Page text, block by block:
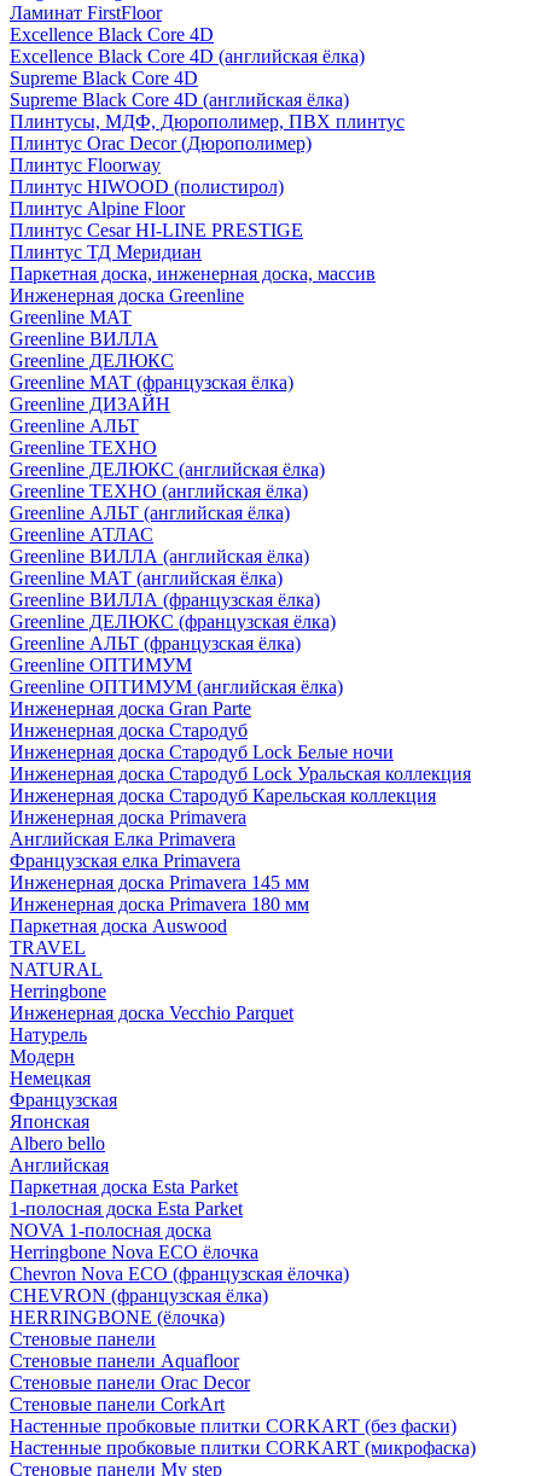
Ламинат FirstFloor
Excellence Black Core 4D
Excellence Black Core 4D (английская ёлка)
Supreme Black Core 4D
Supreme Black Core 4D (английская ёлка)
Плинтусы, МДФ, Дюрополимер, ПВХ плинтус
Плинтус Orac Decor (Дюрополимер)
Плинтус Floorway
Плинтус HIWOOD (полистирол)
Плинтус Alpine Floor
Плинтус Cesar HI-LINE PRESTIGE
Плинтус ТД Меридиан
Паркетная доска, инженерная доска, массив
Инженерная доска Greenline
Greenline МАТ
Greenline ВИЛЛА
Greenline ДЕЛЮКС
Greenline МАТ (французская ёлка)
Greenline ДИЗАЙН
Greenline АЛЬТ
Greenline ТЕХНО
Greenline ДЕЛЮКС (английская ёлка)
Greenline ТЕХНО (английская ёлка)
Greenline АЛЬТ (английская ёлка)
Greenline АТЛАС
Greenline ВИЛЛА (английская ёлка)
Greenline МАТ (английская ёлка)
Greenline ВИЛЛА (французская ёлка)
Greenline ДЕЛЮКС (французская ёлка)
Greenline АЛЬТ (французская ёлка)
Greenline ОПТИМУМ
Greenline ОПТИМУМ (английская ёлка)
Инженерная доска Gran Parte
Инженерная доска Стародуб
Инженерная доска Стародуб Lock Белые ночи
Инженерная доска Стародуб Lock Уральская коллекция
Инженерная доска Стародуб Карельская коллекция
Инженерная доска Primavera
Английская Елка Primavera
Французская елка Primavera
Инженерная доска Primavera 145 мм
Инженерная доска Primavera 180 мм
Паркетная доска Auswood
TRAVEL
NATURAL
Herringbone
Инженерная доска Vecchio Parquet
Натурель
Модерн
Немецкая
Французская
Японская
Albero bello
Английская
Паркетная доска Esta Parket
1-полосная доска Esta Parket
NOVA 1-полосная доска
Herringbone Nova ECO ёлочка
Chevron Nova ECO (французская ёлочка)
CHEVRON (французская ёлка)
HERRINGBONE (ёлочка)
Стеновые панели
Стеновые панели Aquafloor
Стеновые панели Orac Decor
Стеновые панели CorkArt
Настенные пробковые плитки CORKART (без фаски)
Настенные пробковые плитки CORKART (микрофаска)
Стеновые панели My step